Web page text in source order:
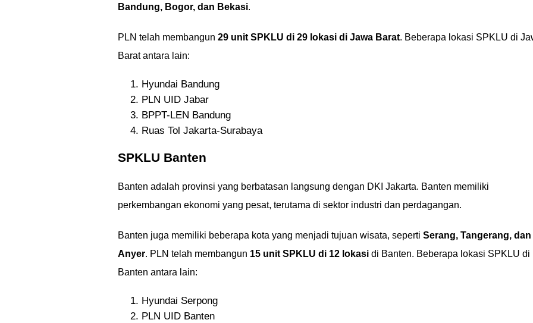
Bandung, Bogor, dan Bekasi.
PLN telah membangun 29 unit SPKLU di 29 lokasi di Jawa Barat. Beberapa lokasi SPKLU di
Barat antara lain:
Hyundai Bandung
PLN UID Jabar
BPPT-LEN Bandung
Ruas Tol Jakarta-Surabaya
SPKLU Banten
Banten adalah provinsi yang berbatasan langsung dengan DKI Jakarta. Banten memiliki
perkembangan ekonomi yang pesat, terutama di sektor industri dan perdagangan.
Banten juga memiliki beberapa kota yang menjadi tujuan wisata, seperti Serang, Tangerang, dan
Anyer. PLN telah membangun 15 unit SPKLU di 12 lokasi di Banten. Beberapa lokasi SPKLU di
Banten antara lain:
Hyundai Serpong
PLN UID Banten